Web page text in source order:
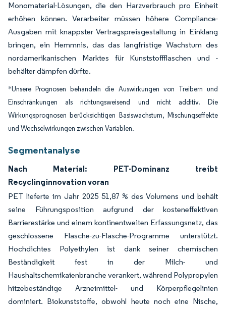
Monomaterial-Lösungen, die den Harzverbrauch pro Einheit
erhöhen können. Verarbeiter müssen höhere Compliance-
Ausgaben mit knappster Vertragspreisgestaltung in Einklang
bringen, ein Hemmnis, das das langfristige Wachstum des
nordamerikanischen Marktes für Kunststoffflaschen und -
behälter dämpfen dürfte.
*Unsere Prognosen behandeln die Auswirkungen von Treibern und
Einschränkungen als richtungsweisend und nicht additiv. Die
Wirkungsprognosen berücksichtigen Basiswachstum, Mischungseffekte
und Wechselwirkungen zwischen Variablen.
Segmentanalyse
Nach Material: PET-Dominanz treibt
Recyclinginnovation voran
PET lieferte im Jahr 2025 51,87 % des Volumens und behält
seine Führungsposition aufgrund der kosteneffektiven
Barrierestärke und einem kontinentweiten Erfassungsnetz, das
geschlossene Flasche-zu-Flasche-Programme unterstützt.
Hochdichtes Polyethylen ist dank seiner chemischen
Beständigkeit fest in der Milch- und
Haushaltschemikaienbranche verankert, während Polypropylen
hitzebeständige Arzneimittel- und Körperpflegelinien
dominiert. Biokunststoffe, obwohl heute noch eine Nische,